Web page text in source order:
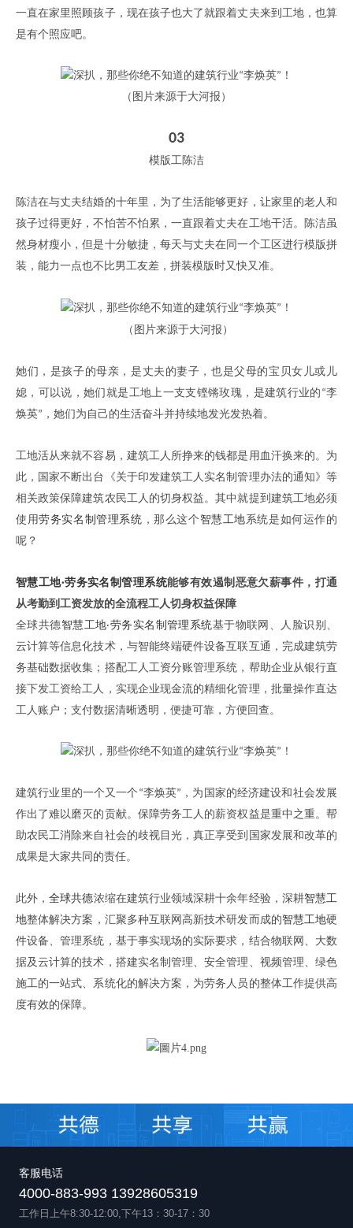
一直在家里照顾孩子，现在孩子也大了就跟着丈夫来到工地，也算
是有个照应吧。
（图片来源于大河报）
03
模版工陈洁
陈洁在与丈夫结婚的十年里，为了生活能够更好，让家里的老人和
孩子过得更好，不怕苦不怕累，一直跟着丈夫在工地干活。陈洁虽
然身材瘦小，但是十分敏捷，每天与丈夫在同一个工区进行模版拼
装，能力一点也不比男工友差，拼装模版时又快又准。
（图片来源于大河报）
她们，是孩子的母亲，是丈夫的妻子，也是父母的宝贝女儿或儿
媳，可以说，她们就是工地上一支支铿锵玫瑰，是建筑行业的 “李
焕英” ，她们为自己的生活奋斗并持续地发光发热着。
工地活从来就不容易，建筑工人所挣来的钱都是用血汗换来的。为
此，国家不断出台《关于印发建筑工人实名制管理办法的通知》等
相关政策保障建筑农民工人的切身权益。其中就提到建筑工地必须
使用劳务实名制管理系统 ，那么这个 智慧工地系统是如何运作的
呢？
智慧工地·劳务实名制管理系统能够有效遏制恶意欠薪事件，打通
从考勤到工资发放的全流程工人切身权益保障
全球共德智慧工地·劳务实名制管理系统基于物联网、人脸识别、
云计算等信息化技术，与智能终端硬件设备互联互通，完成建筑劳
务基础数据收集；搭配工人工资分账管理系统，帮助企业从银行直
接下发工资给工人，实现企业现金流的精细化管理，批量操作直达
工人账户；支付数据清晰透明，便捷可靠，方便回查。
建筑行业里的一个又一个 “李焕英” ，为国家的经济建设和社会发展
作出了难以磨灭的贡献。保障劳务工人的薪资权益是重中之重。帮
助农民工消除来自社会的歧视目光，真正享受到国家发展和改革的
成果是大家共同的责任。
此外，全球共德浓缩在建筑行业领域深耕十余年经验，深耕智慧工
地整体解决方案，汇聚多种互联网高新技术研发而成的智慧工地硬
件设备、管理系统，基于事实现场的实际要求，结合物联网、大数
据及云计算的技术，搭建实名制管理、安全管理、视频管理、绿色
施工的一站式、系统化的解决方案，为劳务人员的整体工作提供高
度有效的保障。
客服电话
4000-883-993 13928605319
工作日上午8:30-12:00,下午13：30-17：30